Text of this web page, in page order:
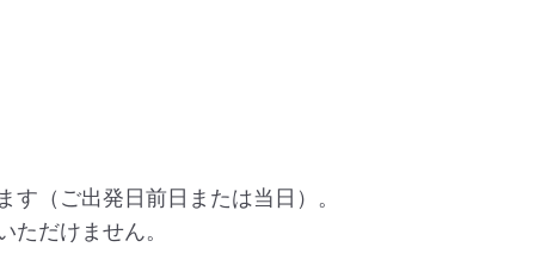
（ご出発日前日または当日）。
だけません。